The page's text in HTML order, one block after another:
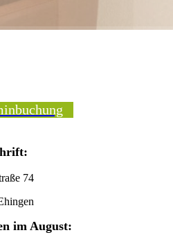
74
im August: